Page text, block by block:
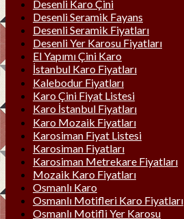
Desenli Karo Çini
Desenli Seramik Fayans
Desenli Seramik Fiyatları
Desenli Yer Karosu Fiyatları
El Yapımı Çini Karo
İstanbul Karo Fiyatları
Kalebodur Fiyatları
Karo Çini Fiyat Listesi
Karo İstanbul Fiyatları
Karo Mozaik Fiyatları
Karosiman Fiyat Listesi
Karosiman Fiyatları
Karosiman Metrekare Fiyatları
Mozaik Karo Fiyatları
Osmanlı Karo
Osmanlı Motifleri Karo Fiyatları
Osmanlı Motifli Yer Karosu